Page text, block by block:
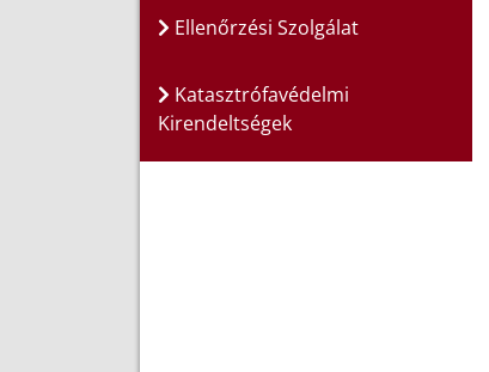
Ellenőrzési Szolgálat
Katasztrófavédelmi
Kirendeltségek